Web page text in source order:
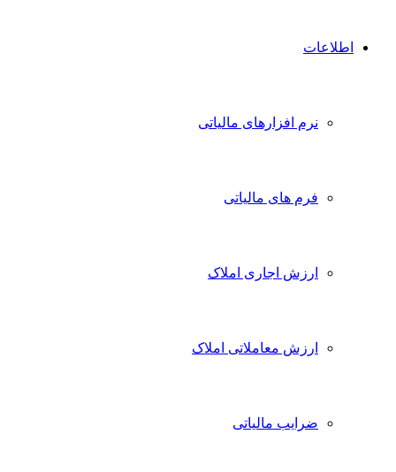
اطلاعات
نرم افزارهای مالیاتی
فرم های مالیاتی
ارزش اجاری املاک
ارزش معاملاتی املاک
ضرایب مالیاتی